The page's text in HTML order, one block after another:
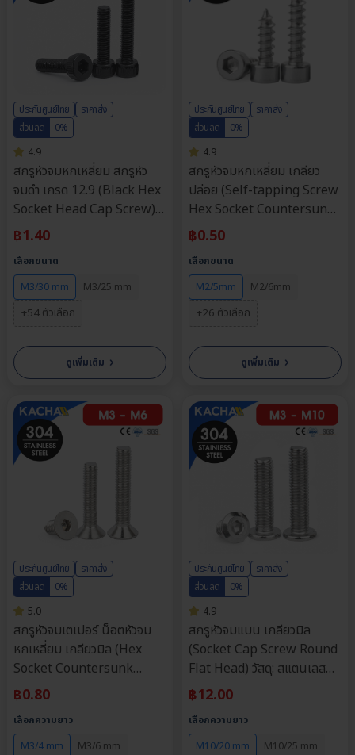
ประกันศูนย์ไทย
ราคาส่ง
ส่วนลด
0%
4.9
สกรูหัวจมหกเหลี่ยม สกรูหัว
จมดํา เกรด 12.9 (Black Hex
Socket Head Cap Screw)
วัสดุ: เหล็กดำ | ขนาด M3,
M4, M5, M6, M8 | ความ
ยาว: 4-80 มม. | จำหน่ายราคา
ต่อตัว
฿1.40
เลือกขนาด
M3/30 mm
M3/25 mm
+54 ตัวเลือก
ดูเพิ่มเติม ›
ประกันศูนย์ไทย
ราคาส่ง
ส่วนลด
0%
4.9
สกรูหัวจมหกเหลี่ยม เกลียว
ปล่อย (Self-tapping Screw
Hex Socket Countersunk
Head) วัสดุ: สแตนเลส 304 |
ขนาด M2, M2.6, M3, M4,
M6 | ความยาว: 5-35 มม. |
จำหน่ายราคาต่อตัว
฿0.50
เลือกขนาด
M2/5mm
M2/6mm
+26 ตัวเลือก
ดูเพิ่มเติม ›
ประกันศูนย์ไทย
ราคาส่ง
ส่วนลด
0%
5.0
สกรูหัวจมเตเปอร์ น็อตหัวจม
หกเหลี่ยม เกลียวมิล (Hex
Socket Countersunk
Screw) วัสดุ: สแตนเลส 304 |
ขนาด M3, M4, M5, M6 |
ความยาว: 4-70 มม. | จำหน่าย
ราคาต่อตัว
฿0.80
เลือกความยาว
M3/4 mm
M3/6 mm
ประกันศูนย์ไทย
ราคาส่ง
ส่วนลด
0%
4.9
สกรูหัวจมแบน เกลียวมิล
(Socket Cap Screw Round
Flat Head) วัสดุ: สแตนเลส
304 | ขนาด M3, M4, M5,
M6, M8, M10 | ความยาว: 4-
90 มม. | จำหน่ายราคาต่อตัว
฿12.00
เลือกความยาว
M10/20 mm
M10/25 mm